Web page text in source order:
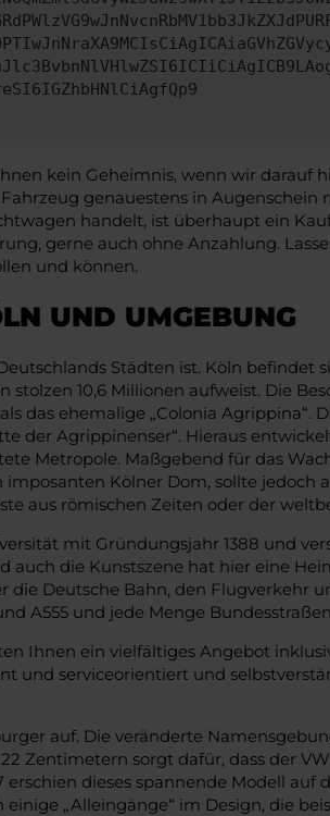
kein Geheimnis, wenn wir darauf
genauestens in Augenschein
handelt, ist überhaupt ein
gerne auch ohne Anzahlung.
und können.
UND UMGEBUNG
Städten ist. Köln befindet
10,6 Millionen aufweist. Die
das ehemalige „Colonia Agrippina“.
der Agrippinenser“. Hieraus
Metropole. Maßgebend für das
Kölner Dom, sollte jedoch
aus römischen Zeiten oder der
mit Gründungsjahr 1388 und
die Kunstszene hat hier eine
Deutsche Bahn, den Flugverkehr
A555 und jede Menge
Ihnen ein vielfältiges Angebot
und serviceorientiert und
auf. Die veränderte
Zentimetern sorgt dafür, dass der
dieses spannende Modell
„Alleingänge“ im Design, die